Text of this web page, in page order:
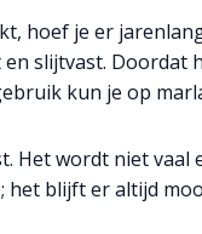
hoef je er
slijtvast. Doordat
kun je op
Het wordt niet vaal
het blijft er altijd